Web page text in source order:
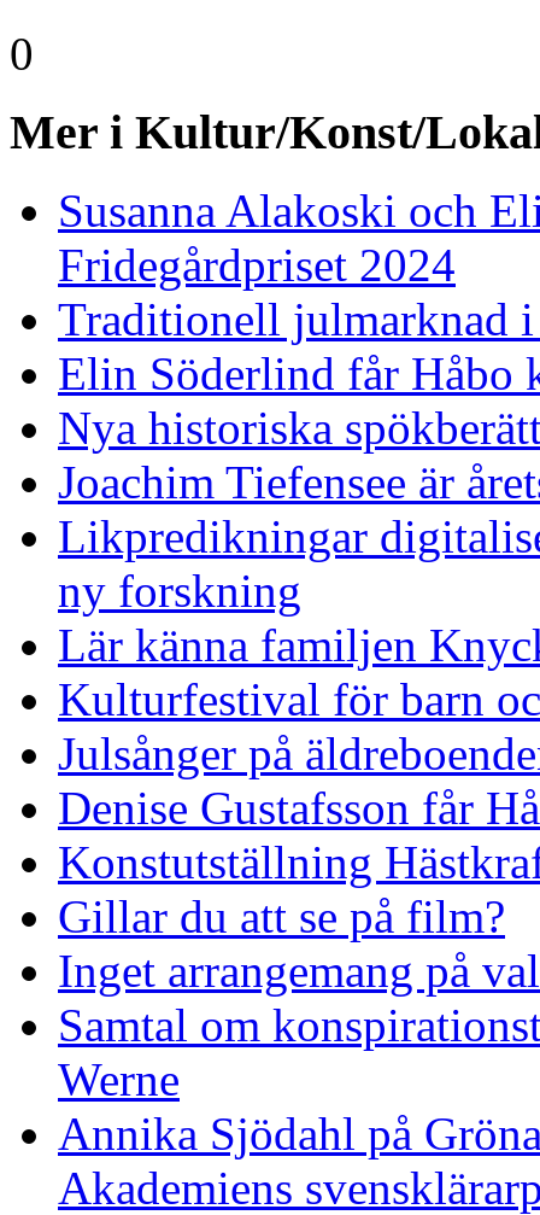
0
Mer i Kultur/Konst/
Susanna Alakoski och
Fridegårdpriset 2024
Traditionell julmarknad
Elin Söderlind får Håbo
Nya historiska
Joachim Tiefensee är
Likpredikningar
ny forskning
Lär känna familjen
Kulturfestival för barn
Julsånger på
Denise Gustafsson får
Konstutställning
Gillar du att se på film?
Inget arrangemang på
Samtal om
Werne
Annika Sjödahl på
Akademiens